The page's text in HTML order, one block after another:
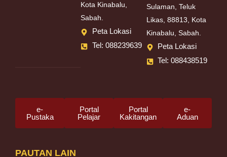
PAUTAN LAIN
Kota Kinabalu,
Sabah.
Peta Lokasi
Tel: 088239639
Sulaman, Teluk
Likas, 88813, Kota
Kinabalu, Sabah.
Peta Lokasi
Tel: 088438519
e-
Pustaka
Portal
Pelajar
Portal
Kakitangan
e-
Aduan